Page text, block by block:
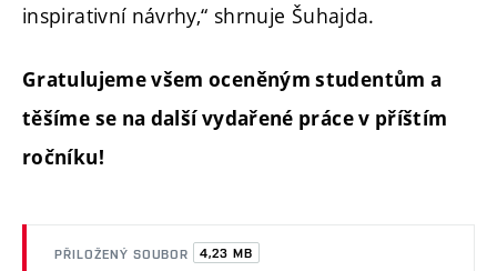
inspirativní návrhy,“ shrnuje Šuhajda.
Gratulujeme všem oceněným studentům a
těšíme se na další vydařené práce v příštím
ročníku!
PŘILOŽENÝ SOUBOR 4,23 MB